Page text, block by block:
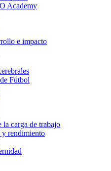
Academy
e impacto
Fútbol
la carga de trabajo
rendimiento